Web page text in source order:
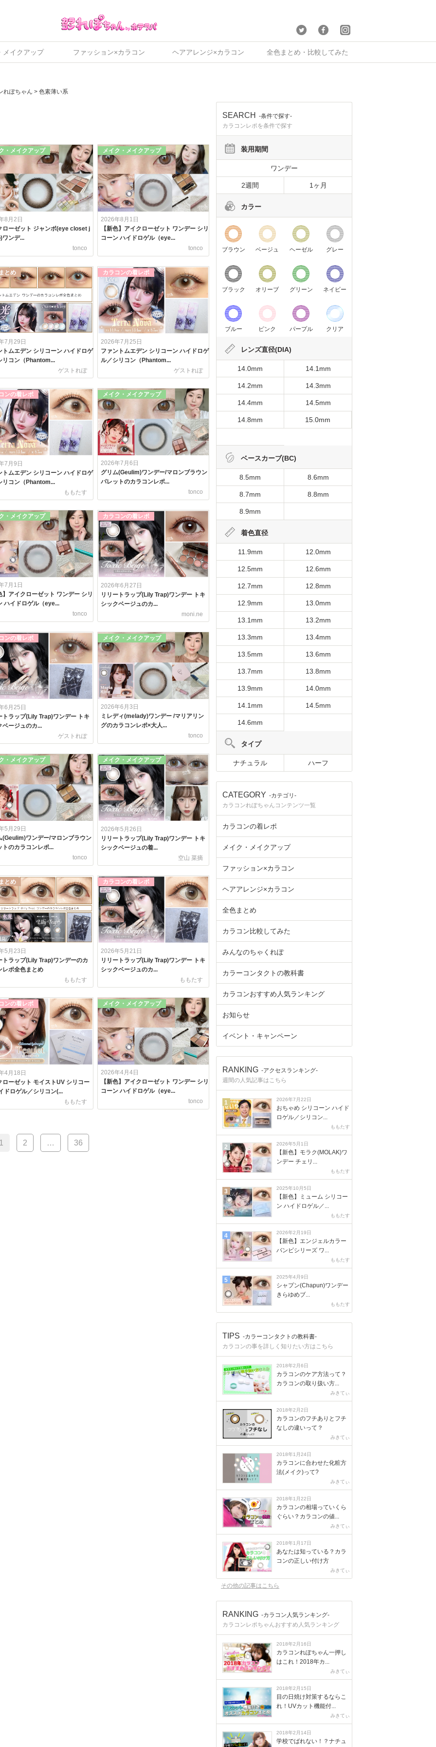
メイクアップ ファッション×カラコン ヘアアレンジ×カラコン 全色まとめ・比較してみた
れぽちゃん > 色素薄い系
・メイクアップ
8月2日
ローゼット ジャンボ(eye closet j
ワンデ...
tonco
メイク・メイクアップ
2026年8月1日
【新色】アイクローゼット ワンデー シリ
コーン ハイドロゲル（eye...
tonco
とめ
7月29日
トムエデン シリコーン ハイドロゲ
リコン（Phantom...
ゲストれぽ
カラコンの着レポ
2026年7月25日
ファントムエデン シリコーン ハイドロゲ
ル／シリコン（Phantom...
ゲストれぽ
ンの着レポ
7月9日
トムエデン シリコーン ハイドロゲ
リコン（Phantom...
ももたす
メイク・メイクアップ
2026年7月6日
グリム(Geulim)ワンデー/マロンブラウン
パレットのカラコンレポ...
tonco
・メイクアップ
7月1日
】アイクローゼット ワンデー シリ
ハイドロゲル（eye...
tonco
カラコンの着レポ
2026年6月27日
リリートラップ(Lily Trap)ワンデー トキ
シックベージュのカ...
moni.ne
ンの着レポ
6月25日
トラップ(Lily Trap)ワンデー トキ
ベージュのカ...
ゲストれぽ
メイク・メイクアップ
2026年6月3日
ミレディ(melady)ワンデー /マリアリン
グのカラコンレポ×大人...
tonco
・メイクアップ
5月29日
(Geulim)ワンデー/マロンブラウン
トのカラコンレポ...
tonco
メイク・メイクアップ
2026年5月26日
リリートラップ(Lily Trap)ワンデー トキ
シックベージュの着...
空山 菜摘
とめ
5月23日
トラップ(Lily Trap)ワンデーのカ
レポ全色まとめ
ももたす
カラコンの着レポ
2026年5月21日
リリートラップ(Lily Trap)ワンデー トキ
シックベージュのカ...
ももたす
ンの着レポ
4月18日
ローゼット モイストUV シリコー
ドロゲル／シリコン(...
ももたす
メイク・メイクアップ
2026年4月4日
【新色】アイクローゼット ワンデー シリ
コーン ハイドロゲル（eye...
tonco
1 2 … 36
SEARCH
-条件で探す-
カラコンレポを条件で探す
装用期間
ワンデー
2週間 1ヶ月
カラー
ブラウン ベージュ ヘーゼル グレー
ブラック オリーブ グリーン ネイビー
ブルー ピンク パープル クリア
レンズ直径(DIA)
14.0mm 14.1mm
14.2mm 14.3mm
14.4mm 14.5mm
14.8mm 15.0mm
ベースカーブ(BC)
8.5mm 8.6mm
8.7mm 8.8mm
8.9mm
着色直径
11.9mm 12.0mm
12.5mm 12.6mm
12.7mm 12.8mm
12.9mm 13.0mm
13.1mm 13.2mm
13.3mm 13.4mm
13.5mm 13.6mm
13.7mm 13.8mm
13.9mm 14.0mm
14.1mm 14.5mm
14.6mm
タイプ
ナチュラル ハーフ
CATEGORY -カテゴリ-
カラコンれぽちゃんコンテンツ一覧
カラコンの着レポ
メイク・メイクアップ
ファッション×カラコン
ヘアアレンジ×カラコン
全色まとめ
カラコン比較してみた
みんなのちゃくれぽ
カラーコンタクトの教科書
カラコンおすすめ人気ランキング
お知らせ
イベント・キャンペーン
RANKING -アクセスランキング-
週間の人気記事はこちら
1 2026年7月22日
おちゃめ シリコーン ハイド
ロゲル／シリコン...
ももたす
2 2026年5月1日
【新色】モラク(MOLAK)ワ
ンデー チェリ...
ももたす
3 2025年10月5日
【新色】ミューム シリコー
ン ハイドロゲル／...
ももたす
4 2026年2月19日
【新色】エンジェルカラー
バンビシリーズ ワ...
ももたす
5 2025年4月9日
シャプン(Chapun)ワンデー
きらゆめブ...
ももたす
TIPS -カラーコンタクトの教科書-
カラコンの事を詳しく知りたい方はこちら
2018年2月6日
カラコンのケア方法って？
カラコンの取り扱い方...
みきてぃ
2018年2月2日
カラコンのフチありとフチ
なしの違いって？
みきてぃ
2018年1月24日
カラコンに合わせた化粧方
法(メイク)って?
みきてぃ
2018年1月22日
カラコンの相場っていくら
ぐらい？カラコンの値...
みきてぃ
2018年1月17日
あなたは知っている？カラ
コンの正しい付け方
みきてぃ
その他の記事はこちら
RANKING -カラコン人気ランキング-
カラコンレポちゃんおすすめ人気ランキング
2018年2月16日
カラコンれぽちゃん一押し
はこれ！2018年カ...
みきてぃ
2018年2月15日
目の日焼け対策するならこ
れ！UVカット機能付...
みきてぃ
2018年2月14日
学校でばれない！？ナチュ